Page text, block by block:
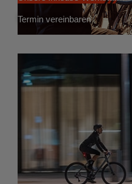
Termin vereinbaren